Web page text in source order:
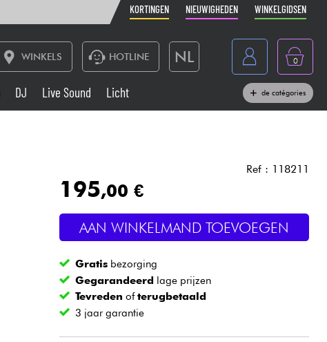
KORTINGEN NIEUWIGHEDEN WINKELGIDSEN
WINKELS HOTLINE NL
France
Belgique
Deutschland
0
Live Sound
Blaasinstrument
Kabels & toebehoren
DJ Live Sound Licht de catégories
Ref : 118211
195,00 €
AAN WINKELMAND TOEVOEGEN
Gratis bezorging
Gegarandeerd lage prijzen
Tevreden ofterugbetaald
3 jaar garantie